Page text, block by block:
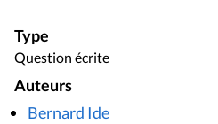
Type
Question écrite
Auteurs
Bernard Ide